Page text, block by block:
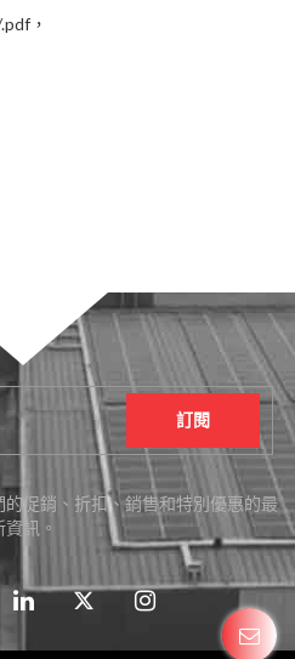
，
促銷、折扣、銷售和特別優惠的最
資訊。